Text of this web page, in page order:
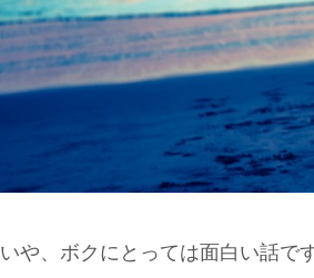
いや、ボクにとっては面白い話で